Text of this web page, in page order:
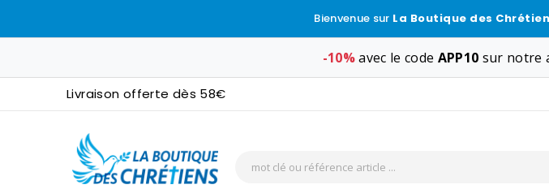
Bienvenue sur La Boutique des
-10%avec le code APP10 sur notre
Livraison offerte dès 58€